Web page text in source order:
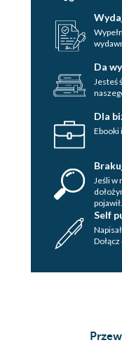
Da
Jesteś
Dla
Ebooki
Jeśli w
pojawił.
Self